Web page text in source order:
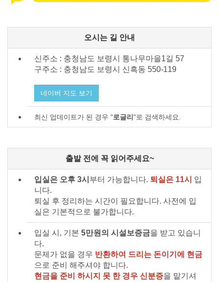
오시는 길 안내
신주소 : 충청남도 보령시 통나무마을1길 57
구주소 : 충청남도 보령시 신흑동 550-119
네이버 지도 보기
최신 업데이트가 된 경우 "로글리 "로 검색하세요.
출발 전에 꼭 읽어주세요~
입실은 오후 3시 부터 가능합니다. 퇴실은 11시
입
니다.
퇴실 후 정리하는 시간이 필요합니다. 사전에 입
실은 기본적으로 불가합니다.
입실 시, 기본 5만원의 시설보증금을 받고 있습니
다.
문제가 없을 경우 반환하여 드리는 돈이기에 현금
으로 준비 해주셔야 합니다.
현금을 준비 하시지 못 한 경우 신분증을 맡기셔